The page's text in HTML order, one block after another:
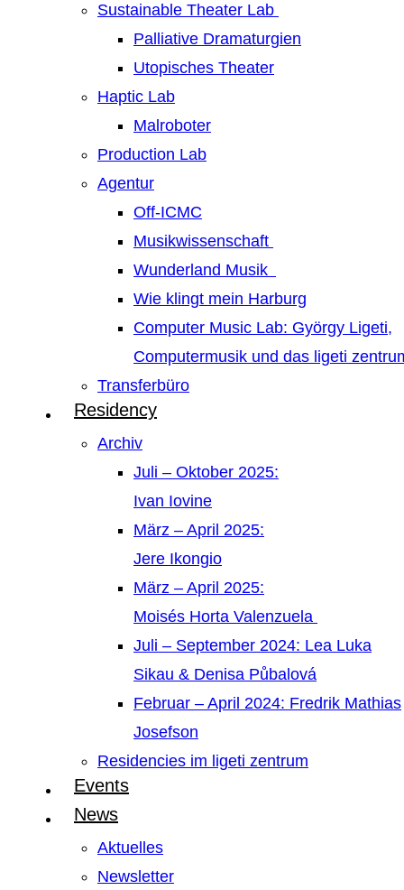
Sustainable Theater Lab
Palliative Dramaturgien
Utopisches Theater
Haptic Lab
Malroboter
Production Lab
Agentur
Off-ICMC
Musikwissenschaft
Wunderland Musik
Wie klingt mein Harburg
Computer Music Lab: György Ligeti,
Computermusik und das ligeti
Transferbüro
Residency
Archiv
Juli – Oktober 2025:
Ivan Iovine
März – April 2025:
Jere Ikongio
März – April 2025:
Moisés Horta Valenzuela
Juli – September 2024: Lea Luka
Sikau & Denisa Půbalová
Februar – April 2024: Fredrik Mathias
Josefson
Residencies im ligeti zentrum
Events
News
Aktuelles
Newsletter